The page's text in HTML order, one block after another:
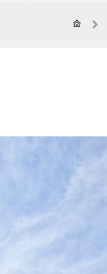
홈